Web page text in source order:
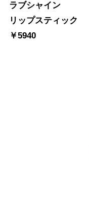
ラブシャイン
リップスティック
￥5940